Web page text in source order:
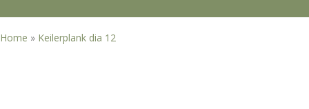
Home » Keilerplank dia 12